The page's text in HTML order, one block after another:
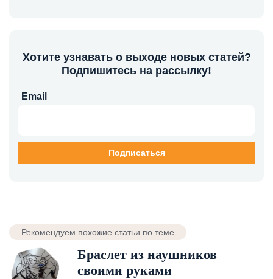
Хотите узнавать о выходе новых статей?
Подпишитесь на рассылку!
Email
Рекомендуем похожие статьи по теме
Браслет из наушников
своими руками